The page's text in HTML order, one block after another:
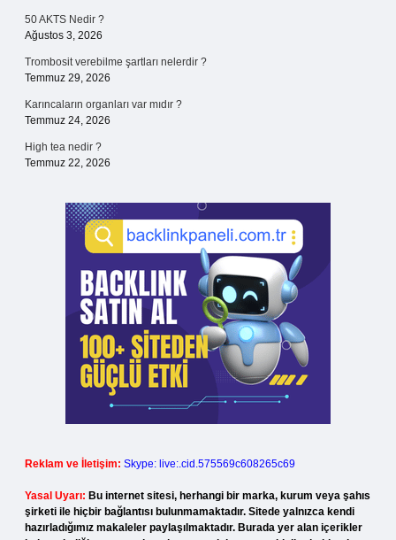
50 AKTS Nedir ?
Ağustos 3, 2026
Trombosit verebilme şartları nelerdir ?
Temmuz 29, 2026
Karıncaların organları var mıdır ?
Temmuz 24, 2026
High tea nedir ?
Temmuz 22, 2026
Reklam ve İletişim: Skype: live:.cid.575569c608265c69
Yasal Uyarı: Bu internet sitesi, herhangi bir marka, kurum veya şahıs
şirketi ile hiçbir bağlantısı bulunmamaktadır. Sitede yalnızca kendi
hazırladığımız makaleler paylaşılmaktadır. Burada yer alan içerikler